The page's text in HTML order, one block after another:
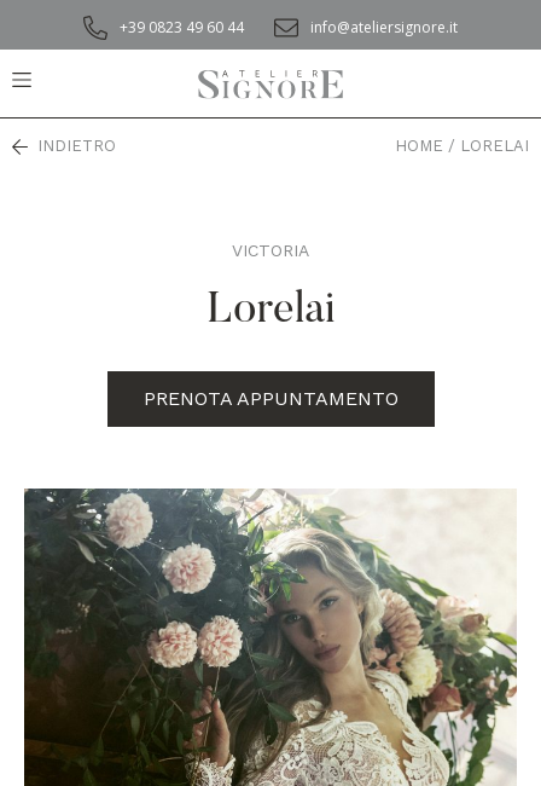
+39 0823 49 60 44 info@ateliersignore.it
INDIETRO HOME / LORELAI
,
VICTORIA
Lorelai
PRENOTA APPUNTAMENTO